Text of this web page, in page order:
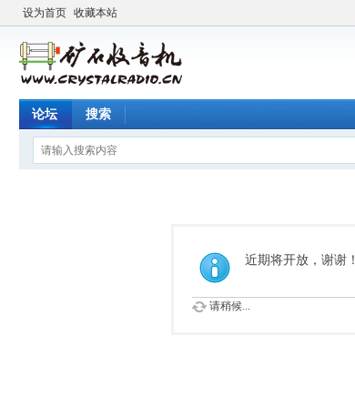
设为首页 收藏本站
论坛 搜索
近期将开放，谢谢！
请稍候...